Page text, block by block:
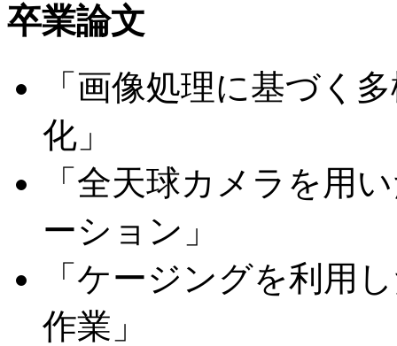
卒業論文
「画像処理に基づく
化」
「全天球カメラを用
ーション」
「ケージングを利用
作業」